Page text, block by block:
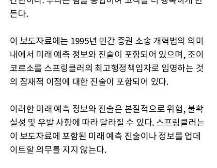
든다.
이 보도자료에는 1995년 민간 증권 소송 개혁법의 의미
내에서 미래 예측 정보와 진술이 포함되어 있으며, 조이
코르소를 스프링클러의 최고행정책임자로 임명하는 것
의 잠재적 이점에 대한 진술이 포함되어 있다.
이러한 미래 예측 정보와 진술은 본질적으로 위험, 불확
실성 및 우발 사항에 따라 달라질 수 있다. 스프링클러는
이 보도자료에 포함된 미래 예측 진술이나 정보를 업데
이트할 의무를 지지 않는다.